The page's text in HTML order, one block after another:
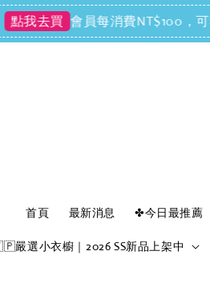
我去買 會員每消費NT$100，可獲
首頁 最新消息 ✤今日最推薦
選小衣櫥｜2026 SS新品上架中